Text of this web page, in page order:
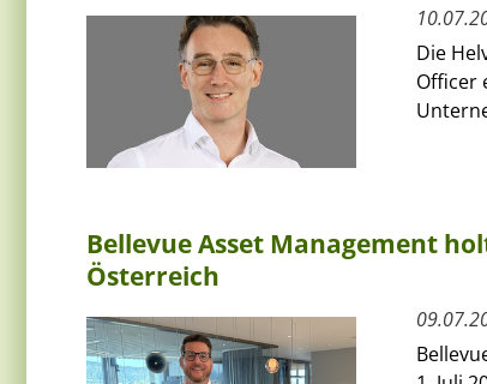
Die
Officer
Bellevue Asset Management
Österreich